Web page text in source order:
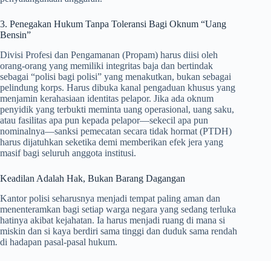
3. Penegakan Hukum Tanpa Toleransi Bagi Oknum “Uang
Bensin”
Divisi Profesi dan Pengamanan (Propam) harus diisi oleh
orang-orang yang memiliki integritas baja dan bertindak
sebagai “polisi bagi polisi” yang menakutkan, bukan sebagai
pelindung korps. Harus dibuka kanal pengaduan khusus yang
menjamin kerahasiaan identitas pelapor. Jika ada oknum
penyidik yang terbukti meminta uang operasional, uang saku,
atau fasilitas apa pun kepada pelapor—sekecil apa pun
nominalnya—sanksi pemecatan secara tidak hormat (PTDH)
harus dijatuhkan seketika demi memberikan efek jera yang
masif bagi seluruh anggota institusi.
Keadilan Adalah Hak, Bukan Barang Dagangan
Kantor polisi seharusnya menjadi tempat paling aman dan
menenteramkan bagi setiap warga negara yang sedang terluka
hatinya akibat kejahatan. Ia harus menjadi ruang di mana si
miskin dan si kaya berdiri sama tinggi dan duduk sama rendah
di hadapan pasal-pasal hukum.